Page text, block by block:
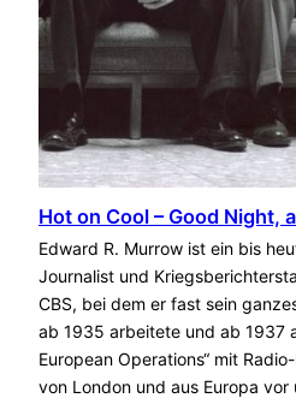
Hot on Cool – Good Night,
Edward R. Murrow ist ein bis
Journalist und
CBS, bei dem er fast sein
ab 1935 arbeitete und ab 1937
European Operations“ mit
von London und aus Europa